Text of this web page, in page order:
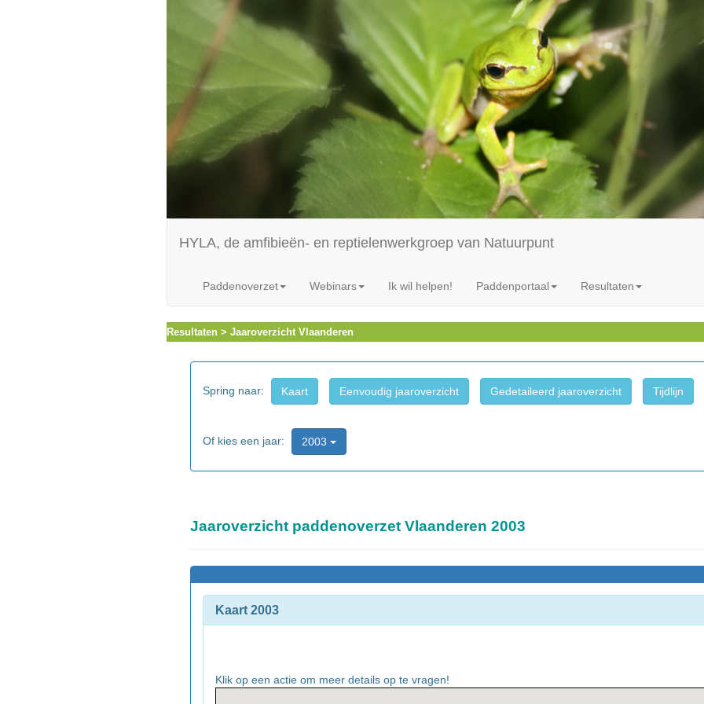
HYLA, de amfibieën- en reptielenwerkgroep van Natuurpunt
Paddenoverzet Webinars Ik wil helpen! Paddenportaal Resultaten
Resultaten > Jaaroverzicht Vlaanderen
Spring naar: Kaart Eenvoudig jaaroverzicht Gedetaileerd jaaroverzicht Tijdlijn
Of kies een jaar: 2003
Jaaroverzicht paddenoverzet Vlaanderen 2003
Kaart 2003
Klik op een actie om meer details op te vragen!